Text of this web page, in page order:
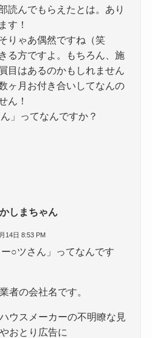
読んでもらえたとは。あり
す！
りゃあ偶然ですね（笑
る方ですよ。もちろん、施
目はあるのかもしれません
ヶ月お付き合いしてなんの
ん！
」ってなんですか？
かしまちゃん
14日 8:53 PM
○ツさん」ってなんです
者の会社名です。
ウスメーカーの不明瞭な見
おとり広告に